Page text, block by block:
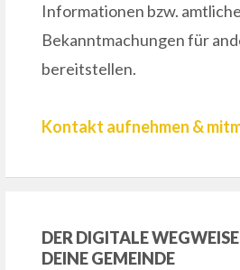
Informationen bzw. amtliche
Bekanntmachungen für
bereitstellen.
Kontakt aufnehmen &
DER DIGITALE
DEINE GEMEINDE